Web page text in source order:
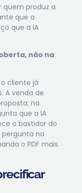
quem produz a
que a
que a IA
não na
cliente já
A venda de
na
que a IA
o bastidor do
na
o PDF mais